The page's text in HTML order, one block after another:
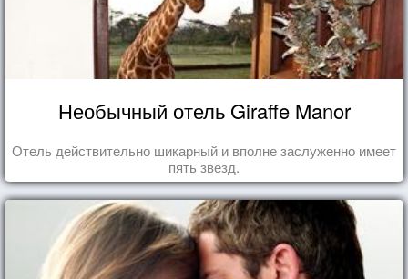
Необычный отель Giraffe Manor
Отель действительно шикарный и вполне заслуженно имеет
пять звезд.